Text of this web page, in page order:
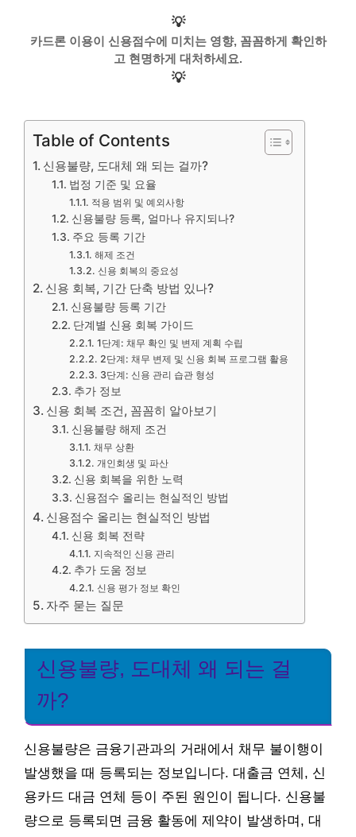
💡
카드론 이용이 신용점수에 미치는 영향, 꼼꼼하게 확인하
고 현명하게 대처하세요.
💡
Table of Contents
신용불량, 도대체 왜 되는 걸까?
법정 기준 및 요율
적용 범위 및 예외사항
신용불량 등록, 얼마나 유지되나?
주요 등록 기간
해제 조건
신용 회복의 중요성
신용 회복, 기간 단축 방법 있나?
신용불량 등록 기간
단계별 신용 회복 가이드
1단계: 채무 확인 및 변제 계획 수립
2단계: 채무 변제 및 신용 회복 프로그램 활용
3단계: 신용 관리 습관 형성
추가 정보
신용 회복 조건, 꼼꼼히 알아보기
신용불량 해제 조건
채무 상환
개인회생 및 파산
신용 회복을 위한 노력
신용점수 올리는 현실적인 방법
신용점수 올리는 현실적인 방법
신용 회복 전략
지속적인 신용 관리
추가 도움 정보
신용 평가 정보 확인
자주 묻는 질문
신용불량, 도대체 왜 되는 걸
까?
신용불량은 금융기관과의 거래에서 채무 불이행이
발생했을 때 등록되는 정보입니다. 대출금 연체, 신
용카드 대금 연체 등이 주된 원인이 됩니다. 신용불
량으로 등록되면 금융 활동에 제약이 발생하며, 대